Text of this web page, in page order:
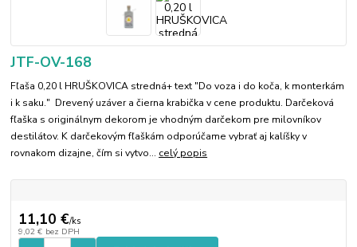
JTF-OV-168
Fľaša 0,20 l HRUŠKOVICA stredná+ text "Do voza i do koča, k monterkám
i k saku." Drevený uzáver a čierna krabička v cene produktu. Darčeková
fľaška s originálnym dekorom je vhodným darčekom pre milovníkov
destilátov. K darčekovým fľaškám odporúčame vybrať aj kalíšky v
rovnakom dizajne, čím si vytvo... celý popis
11,10 €/ks
9,02 € bez DPH